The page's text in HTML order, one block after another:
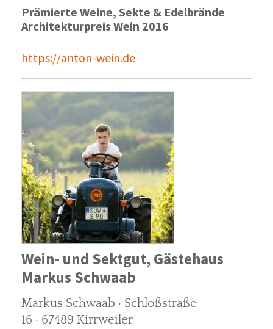
Prämierte Weine, Sekte & Edelbrände
Architekturpreis Wein 2016
https://anton-wein.de
Wein- und Sektgut, Gästehaus
Markus Schwaab
Markus Schwaab · Schloßstraße
16 · 67489 Kirrweiler